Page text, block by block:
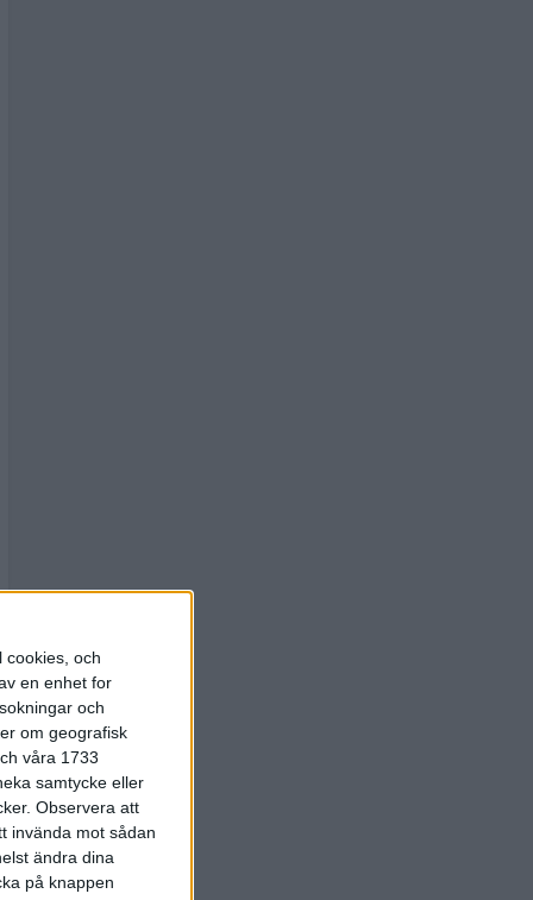
cookies, och
en enhet for
och
om geografisk
våra 1733
samtycke eller
Observera att
invända mot sådan
ändra dina
på knappen